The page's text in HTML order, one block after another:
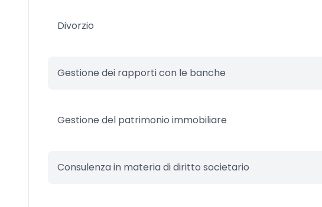
Divorzio
Gestione dei rapporti con le banche
Gestione del patrimonio immobiliare
Consulenza in materia di diritto societario